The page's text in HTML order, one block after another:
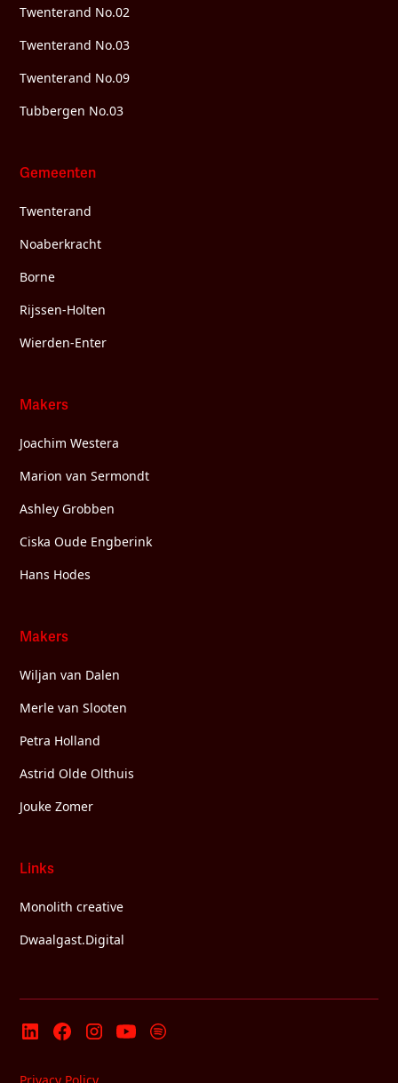
Twenterand No.02
Twenterand No.03
Twenterand No.09
Tubbergen No.03
Gemeenten
Twenterand
Noaberkracht
Borne
Rijssen-Holten
Wierden-Enter
Makers
Joachim Westera
Marion van Sermondt
Ashley Grobben
Ciska Oude Engberink
Hans Hodes
Makers
Wiljan van Dalen
Merle van Slooten
Petra Holland
Astrid Olde Olthuis
Jouke Zomer
Links
Monolith creative
Dwaalgast.Digital